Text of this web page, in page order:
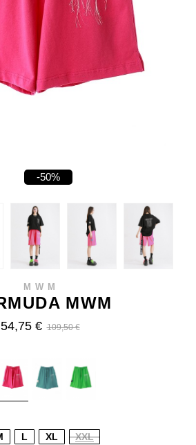
-50%
MWM
MWM
54,75 € 109,50 €
GREE
L XL XXL